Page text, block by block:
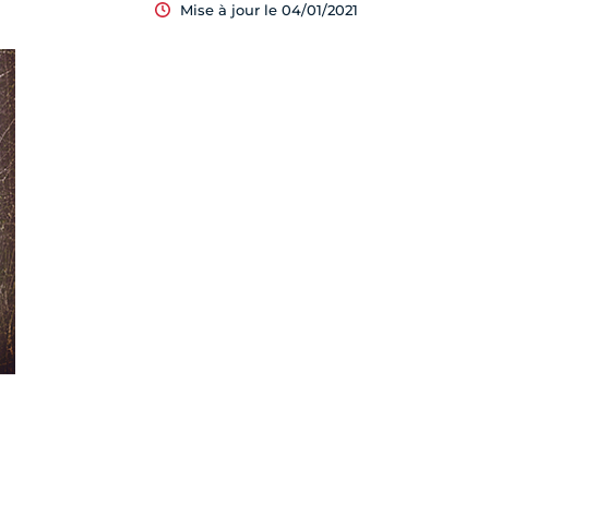
Mise à jour le 04/01/2021